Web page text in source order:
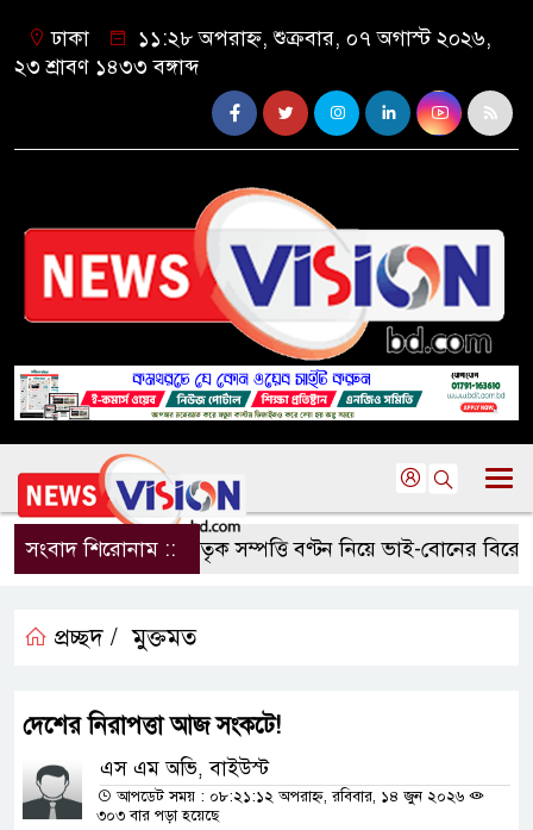
ঢাকা
১১:২৮ অপরাহ্ন, শুক্রবার, ০৭ অগাস্ট ২০২৬,
২৩ শ্রাবণ ১৪৩৩ বঙ্গাব্দ
সংবাদ শিরোনাম ::পৈতৃক সম্পত্তি বণ্টন নিয়ে ভাই-বোনের
প্রচ্ছদ / মুক্তমত
দেশের নিরাপত্তা আজ সংকটে!
এস এম অভি, বাইউস্ট
আপডেট সময় : ০৮:২১:১২ অপরাহ্ন, রবিবার, ১৪ জুন ২০২৬
৩০৩ বার পড়া হয়েছে